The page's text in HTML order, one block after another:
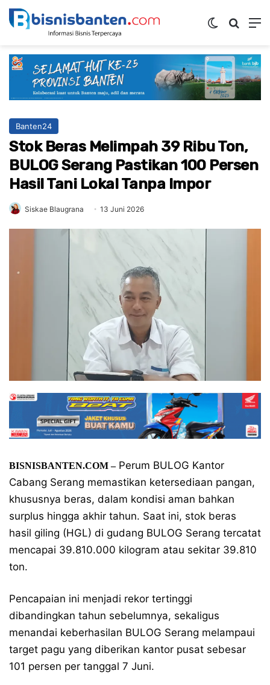
Switch skin
Banten24
Stok Beras Melimpah 39 Ribu Ton,
BULOG Serang Pastikan 100 Persen
Hasil Tani Lokal Tanpa Impor
Siskae Blaugrana 13 Juni 2026
BISNISBANTEN.COM –Perum BULOG Kantor
Cabang Serang memastikan ketersediaan pangan,
khususnya beras, dalam kondisi aman bahkan
surplus hingga akhir tahun. Saat ini, stok beras
hasil giling (HGL) di gudang BULOG Serang tercatat
mencapai 39.810.000 kilogram atau sekitar 39.810
ton.
Pencapaian ini menjadi rekor tertinggi
dibandingkan tahun sebelumnya, sekaligus
menandai keberhasilan BULOG Serang melampaui
target pagu yang diberikan kantor pusat sebesar
101 persen per tanggal 7 Juni.